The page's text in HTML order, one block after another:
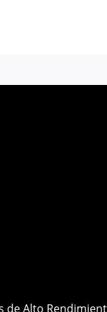
de Alto